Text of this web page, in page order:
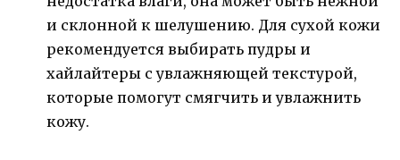
и склонной к шелушению. Для сухой кожи
рекомендуется выбирать пудры и
хайлайтеры с увлажняющей текстурой,
которые помогут смягчить и увлажнить
кожу.